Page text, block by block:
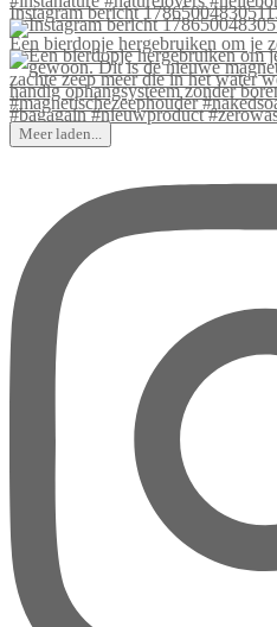
Instagram bericht
Een bierdopje hergebruiken om je
Meer laden...